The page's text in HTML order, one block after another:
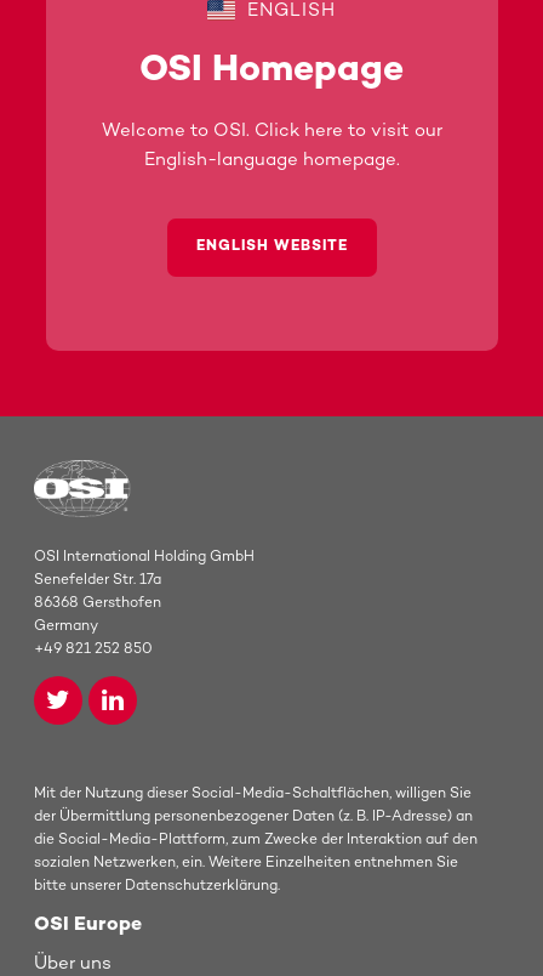
ENGLISH
OSI Homepage
Welcome to OSI. Click here to visit our
English-language homepage.
ENGLISH WEBSITE
OSI International Holding GmbH
Senefelder Str. 17a
86368 Gersthofen
Germany
+49 821 252 850
Mit der Nutzung dieser Social-Media-Schaltflächen, willigen Sie
der Übermittlung personenbezogener Daten (z. B. IP-Adresse) an
die Social-Media-Plattform, zum Zwecke der Interaktion auf den
sozialen Netzwerken, ein. Weitere Einzelheiten entnehmen Sie
bitte unserer Datenschutzerklärung.
OSI Europe
Über uns